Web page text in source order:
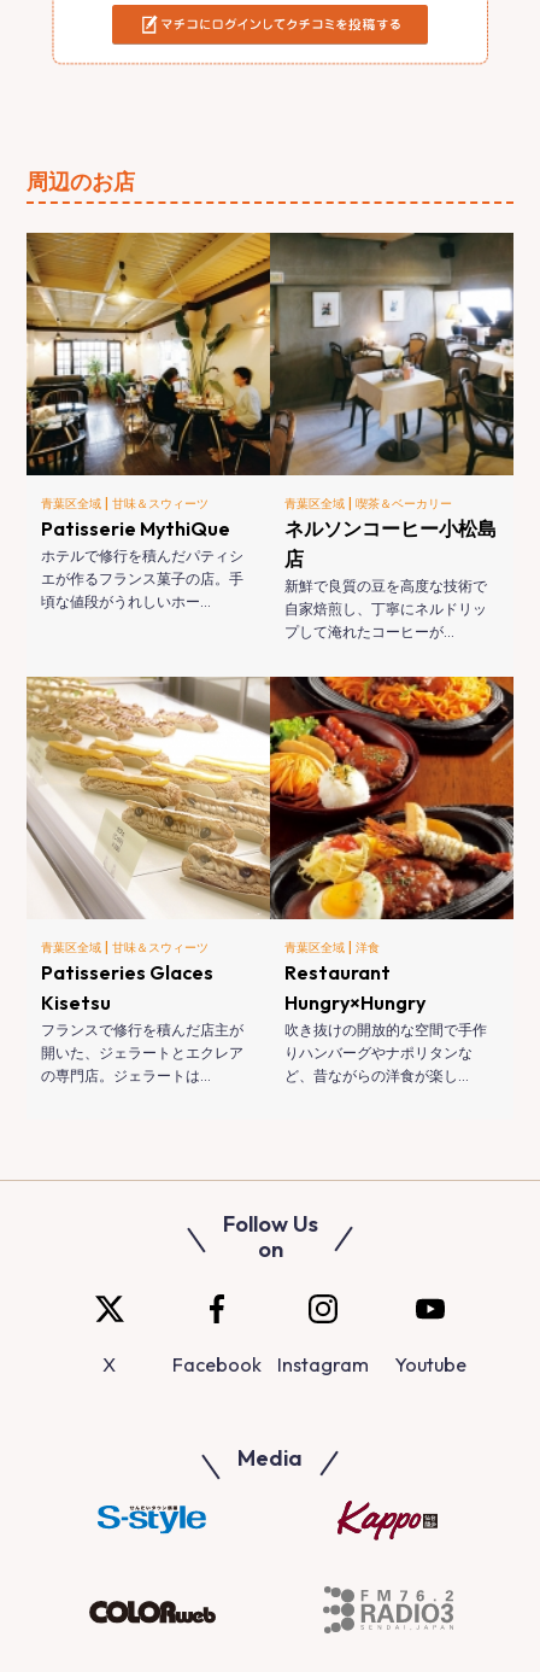
周辺のお店
青葉区全域 |甘味＆スウィーツ
Patisserie MythiQue
ホテルで修行を積んだパティシ
エが作るフランス菓子の店。手
頃な値段がうれしいホー…
青葉区全域 | 喫茶＆ベーカリー
ネルソンコーヒー小松島
店
新鮮で良質の豆を高度な技術で
自家焙煎し、丁寧にネルドリッ
プして淹れたコーヒーが…
青葉区全域 |甘味＆スウィーツ
Patisseries Glaces
Kisetsu
フランスで修行を積んだ店主が
開いた、ジェラートとエクレア
の専門店。ジェラートは…
青葉区全域 | 洋食
Restaurant
Hungry×Hungry
吹き抜けの開放的な空間で手作
りハンバーグやナポリタンな
ど、昔ながらの洋食が楽し…
Follow Us
on
X Facebook Instagram Youtube
Media